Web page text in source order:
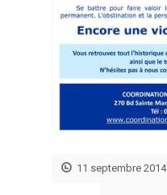
11 septembre 2014